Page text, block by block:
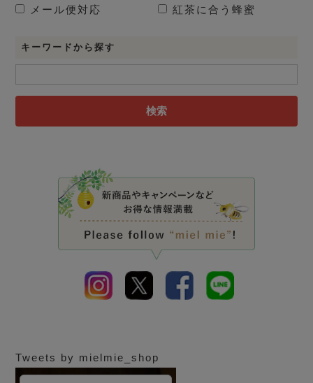
メール便対応 紅茶に合う蜂蜜
キーワードから探す
検索
Tweets by mielmie_shop